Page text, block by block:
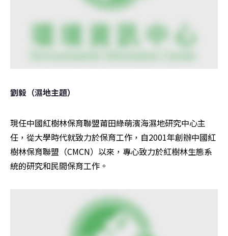
劉毅（濕地主題）
現任中國紅樹林保育聯盟莆田綠萌濱海濕地研究中心主
任，從大學時代就致力於保育工作，自2001年創辦中國紅
樹林保育聯盟（CMCN）以來，專心致力於紅樹林生態系
統的研究和民間保育工作。